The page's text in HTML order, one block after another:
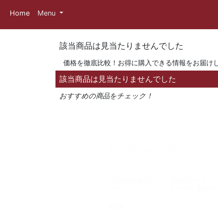
Home Menu
該当商品は見当たりませんでした
価格を徹底比較！お得に購入できる情報をお届け
該当商品は見当たりませんでした
おすすめの商品をチェック！